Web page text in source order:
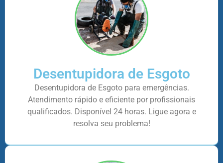
Desentupidora de Esgoto
Desentupidora de Esgoto para emergências.
Atendimento rápido e eficiente por profissionais
qualificados. Disponível 24 horas. Ligue agora e
resolva seu problema!